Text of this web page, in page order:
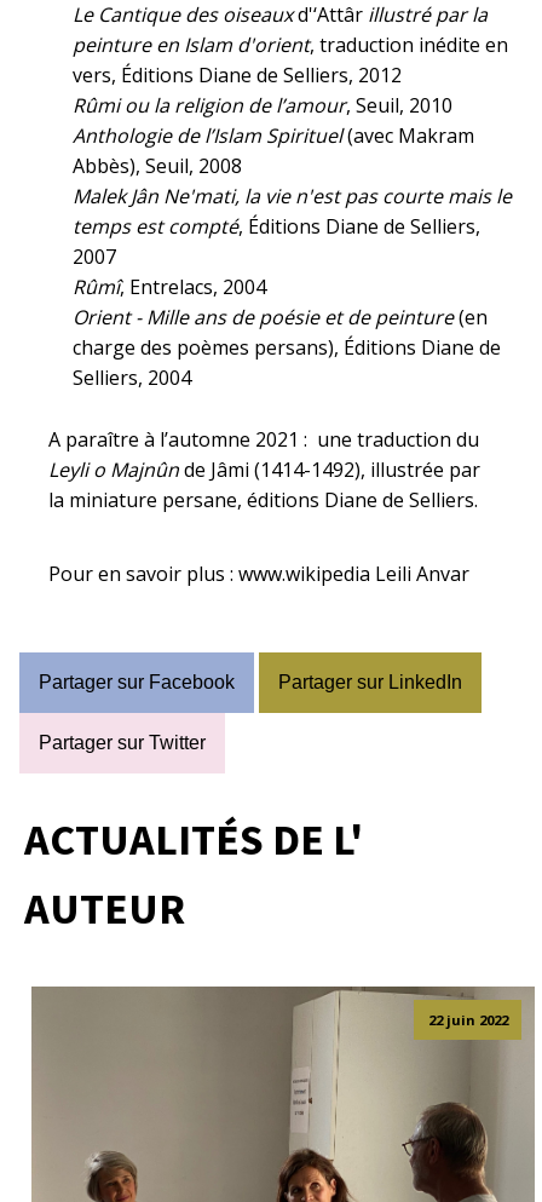
Le Cantique des oiseauxd'‘Attâr illustré par la
peinture en Islam d'orient, traduction inédite en
vers, Éditions Diane de Selliers, 2012
Rûmi ou la religion de l’amour, Seuil, 2010
Anthologie de l’Islam Spirituel(avec Makram
Abbès), Seuil, 2008
Malek Jân Ne'mati, la vie n'est pas courte mais le
temps est compté, Éditions Diane de Selliers,
2007
Rûmî, Entrelacs, 2004
Orient - Mille ans de poésie et de peinture(en
charge des poèmes persans), Éditions Diane de
Selliers, 2004
A paraître à l’automne 2021 : une traduction du
Leyli o Majnûnde Jâmi (1414-1492), illustrée par
la miniature persane, éditions Diane de Selliers.
Pour en savoir plus : www.wikipedia Leili Anvar
Partager sur Facebook Partager sur LinkedIn
Partager sur Twitter
ACTUALITÉS DE L'
AUTEUR
22 juin 2022